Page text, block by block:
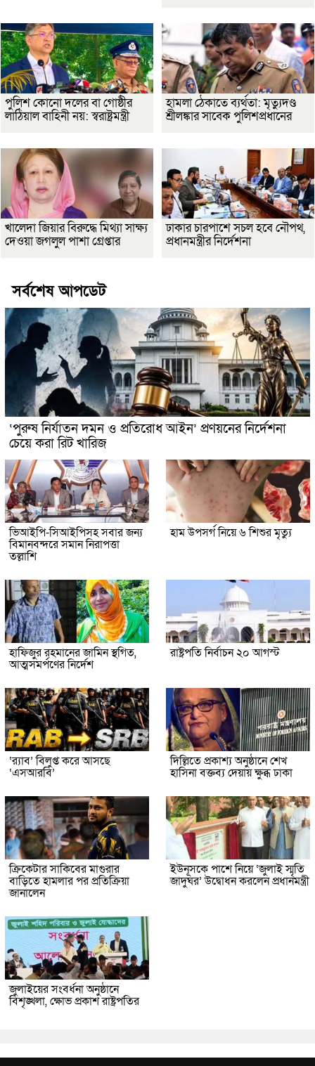
পুলিশ কোনো দলের বা গোষ্ঠীর
লাঠিয়াল বাহিনী নয়: স্বরাষ্ট্রমন্ত্রী
হামলা ঠেকাতে ব্যর্থতা: মৃত্যুদণ্ড
শ্রীলঙ্কার সাবেক পুলিশপ্রধানের
খালেদা জিয়ার বিরুদ্ধে মিথ্যা সাক্ষ্য
দেওয়া জগলুল পাশা গ্রেপ্তার
ঢাকার চারপাশে সচল হবে নৌপথ,
প্রধানমন্ত্রীর নির্দেশনা
সর্বশেষ আপডেট
‘পুরুষ নির্যাতন দমন ও প্রতিরোধ আইন’ প্রণয়নের নির্দেশনা
চেয়ে করা রিট খারিজ
ভিআইপি-সিআইপিসহ সবার জন্য
বিমানবন্দরে সমান নিরাপত্তা
তল্লাশি
হাম উপসর্গ নিয়ে ৬ শিশুর মৃত্যু
হাফিজুর রহমানের জামিন স্থগিত,
আত্মসমর্পণের নির্দেশ
রাষ্ট্রপতি নির্বাচন ২০ আগস্ট
‘র‍্যাব’ বিলুপ্ত করে আসছে
‘এসআরবি’
দিল্লিতে প্রকাশ্য অনুষ্ঠানে শেখ
হাসিনা বক্তব্য দেয়ায় ক্ষুব্ধ ঢাকা
ক্রিকেটার সাকিবের মাগুরার
বাড়িতে হামলার পর প্রতিক্রিয়া
জানালেন
ইউনূসকে পাশে নিয়ে ‘জুলাই স্মৃতি
জাদুঘর’ উদ্বোধন করলেন প্রধানমন্ত্রী
জুলাইয়ের সংবর্ধনা অনুষ্ঠানে
বিশৃঙ্খলা, ক্ষোভ প্রকাশ রাষ্ট্রপতির